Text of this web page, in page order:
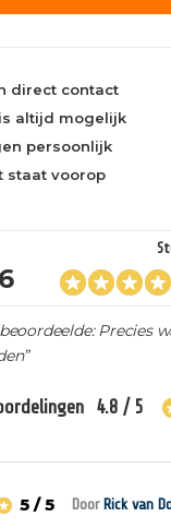
direct contact
altijd mogelijk
persoonlijk
staat voorop
Precies
4.8 / 5
Door Rick van
5 / 5